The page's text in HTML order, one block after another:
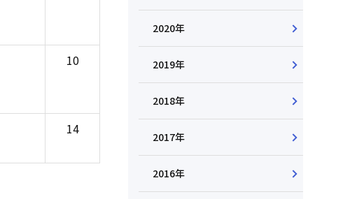
10
14
2020年
2019年
2018年
2017年
2016年